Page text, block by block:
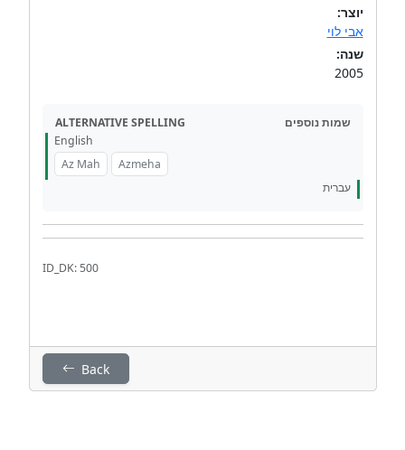
יוצר:
אבי לוי
שנה:
2005
ALTERNATIVE SPELLING
שמות נוספים
English
Az Mah
Azmeha
עברית
ID_DK: 500
Back